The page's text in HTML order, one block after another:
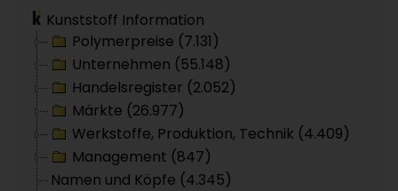
Kunststoff Information
Polymerpreise (7.131)
Unternehmen (55.148)
Handelsregister (2.052)
Märkte (26.977)
Werkstoffe, Produktion, Technik (4.409)
Management (847)
Namen und Köpfe (4.345)